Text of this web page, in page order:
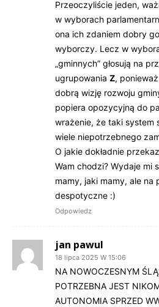
Przeoczyliście jeden,
w wyborach
ona ich zdaniem dobry
wyborczy. Lecz w
„gminnych” głosują na
ugrupowania Z,
dobrą wizję rozwoju
popiera opozycyjną do
wrażenie, że taki system
wiele niepotrzebnego
O jakie dokładnie
Wam chodzi? Wydaje mi
mamy, jaki mamy, ale na
despotyczne :)
Odpowiedz
jan pawul
18 lipca 2025 W 15:06
NA NOWOCZESNYM
POTRZEBNA JEST
AUTONOMIA SPRZED